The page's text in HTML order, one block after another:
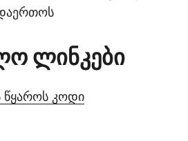
ლინკები
წყაროს კოდი